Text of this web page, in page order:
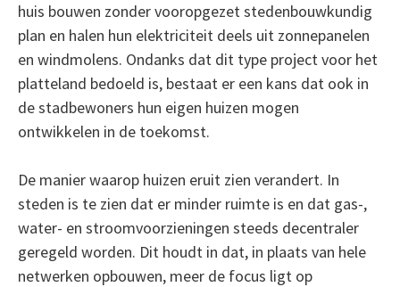
huis bouwen zonder vooropgezet stedenbouwkundig
plan en halen hun elektriciteit deels uit zonnepanelen
en windmolens. Ondanks dat dit type project voor het
platteland bedoeld is, bestaat er een kans dat ook in
de stadbewoners hun eigen huizen mogen
ontwikkelen in de toekomst.
De manier waarop huizen eruit zien verandert. In
steden is te zien dat er minder ruimte is en dat gas-,
water- en stroomvoorzieningen steeds decentraler
geregeld worden. Dit houdt in dat, in plaats van hele
netwerken opbouwen, meer de focus ligt op